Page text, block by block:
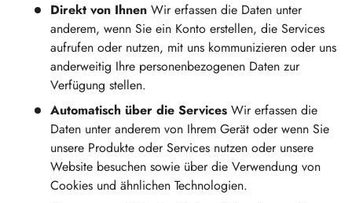
Direkt von Ihnen Wir erfassen die Daten unter
anderem, wenn Sie ein Konto erstellen, die Services
aufrufen oder nutzen, mit uns kommunizieren oder uns
anderweitig Ihre personenbezogenen Daten zur
Verfügung stellen.
Automatisch über die Services Wir erfassen die
Daten unter anderem von Ihrem Gerät oder wenn Sie
unsere Produkte oder Services nutzen oder unsere
Website besuchen sowie über die Verwendung von
Cookies und ähnlichen Technologien.